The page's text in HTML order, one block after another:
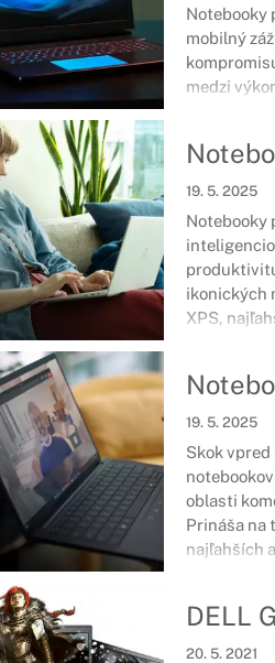
Notebooky
mobilný
medzi
19. 5. 2025
Notebooky
ikonických
XPS,
19. 5. 2025
Skok
oblasti
Prináša na
najľahších
DELL
20. 5. 2021